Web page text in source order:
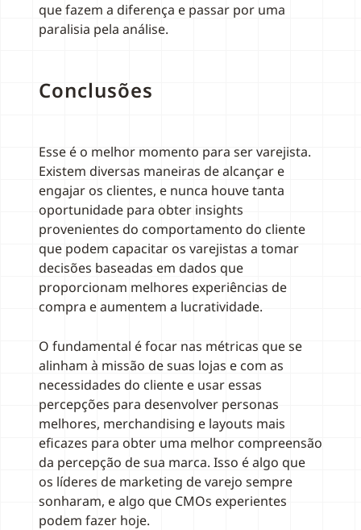
que fazem a diferença e passar por uma
paralisia pela análise.
Conclusões
Esse é o melhor momento para ser varejista.
Existem diversas maneiras de alcançar e
engajar os clientes, e nunca houve tanta
oportunidade para obter insights
provenientes do comportamento do cliente
que podem capacitar os varejistas a tomar
decisões baseadas em dados que
proporcionam melhores experiências de
compra e aumentem a lucratividade.
O fundamental é focar nas métricas que se
alinham à missão de suas lojas e com as
necessidades do cliente e usar essas
percepções para desenvolver personas
melhores, merchandising e layouts mais
eficazes para obter uma melhor compreensão
da percepção de sua marca. Isso é algo que
os líderes de marketing de varejo sempre
sonharam, e algo que CMOs experientes
podem fazer hoje.